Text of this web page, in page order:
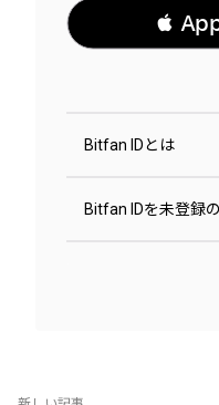

Bitfan IDとは
Bitfan IDを未登録